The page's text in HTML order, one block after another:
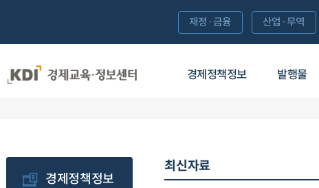
경제정책정보 발행물
재정·금융 산업·무역
경제정책정보
최신자료